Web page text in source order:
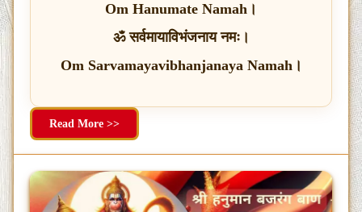
Om Hanumate Namah।
ॐ सर्वमायाविभंजनाय नमः।
Om Sarvamayavibhanjanaya Namah।
Read More >>